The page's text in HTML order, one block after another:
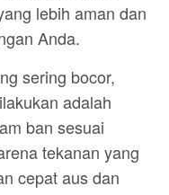
lebih aman dan
Anda.
sering bocor,
adalah
ban sesuai
tekanan yang
cepat aus dan